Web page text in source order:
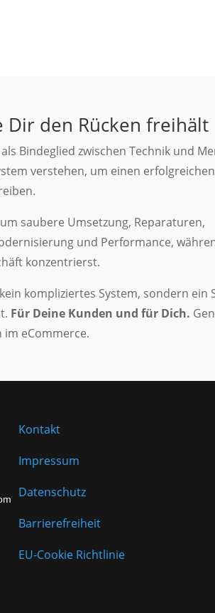
Dir den Rücken freihält
Bindeglied zwischen Technik und
verstehen, um einen erfolgreichen
saubere Umsetzung, Reparaturen,
und Performance,
konzentrierst.
kompliziertes System, sondern ein
Für Deine Kunden und für Dich.
eCommerce.
Kontakt
Impressum
Datenschutz
Barrierefreiheit
EU-Cookie Richtlinie